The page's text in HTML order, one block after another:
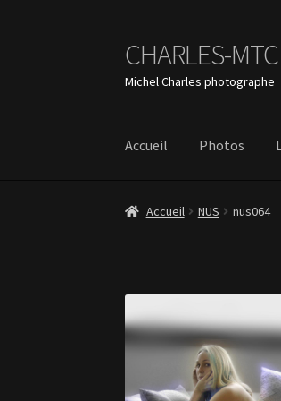
Aller
à
la
Aller
au
contenu
CHARLES-MTC
Michel Charles photographe
Accueil Photos
Accueil NUS nus064